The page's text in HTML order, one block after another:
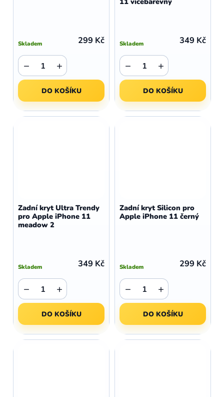
Skladem 299 Kč
+
−
DO KOŠÍKU
Skladem 349 Kč
+
−
DO KOŠÍKU
Zadní kryt Ultra Trendy
pro Apple iPhone 11
meadow 2
Skladem 349 Kč
+
−
DO KOŠÍKU
Zadní kryt Silicon pro
Apple iPhone 11 černý
Skladem 299 Kč
+
−
DO KOŠÍKU